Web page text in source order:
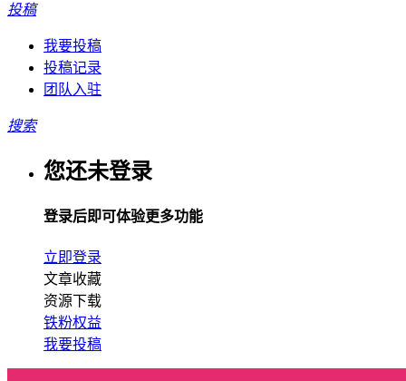
投稿
我要投稿
投稿记录
团队入驻
搜索
您还未登录
登录后即可体验更多功能
立即登录
文章收藏
资源下载
铁粉权益
我要投稿